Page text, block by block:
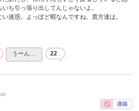
ち引っ張り出してんじゃないよ。
迷惑。よっぽど暇なんですね。貴方達は。
うーん… 22